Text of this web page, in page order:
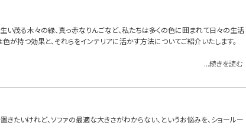
い茂る木々の緑、真っ赤なりんごなど、私たちは多くの色に囲まれて日々の生活
が持つ効果と、それらをインテリアに活かす方法についてご紹介いたします。
...続きを読む
きたいけれど、ソファの最適な大きさがわからない、というお悩みを、ショールー